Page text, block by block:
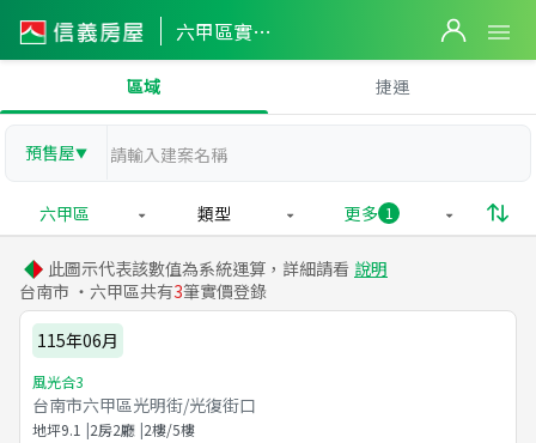
六甲區實價登錄
區域 捷運
預售屋▼
六甲區 類型 更多 1
此圖示代表該數值為系統運算，詳細請看 說明
台南市 ・六甲區共有3筆實價登錄
115年06月
風光合3
台南市六甲區光明街/光復街口
地坪9.1 2房2廳 2樓/5樓